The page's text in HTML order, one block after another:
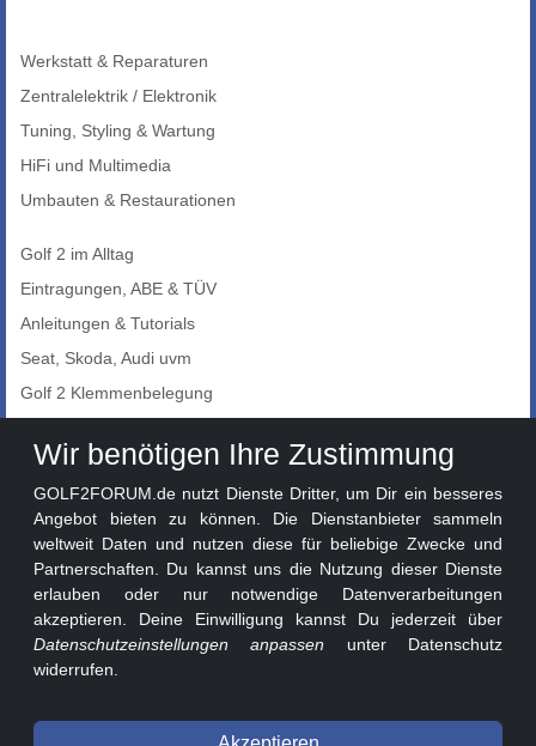
Werkstatt & Reparaturen
Zentralelektrik / Elektronik
Tuning, Styling & Wartung
HiFi und Multimedia
Umbauten & Restaurationen
Golf 2 im Alltag
Eintragungen, ABE & TÜV
Anleitungen & Tutorials
Seat, Skoda, Audi uvm
Golf 2 Klemmenbelegung
Auto-Showroom
Golf 2 Lackcodes
Sonderversionen
Sonstige Marken
Wir benötigen Ihre Zustimmung
GOLF2FORUM.de nutzt Dienste Dritter, um Dir ein besseres
Angebot bieten zu können. Die Dienstanbieter sammeln
weltweit Daten und nutzen diese für beliebige Zwecke und
Partnerschaften. Du kannst uns die Nutzung dieser Dienste
erlauben oder nur notwendige Datenverarbeitungen
akzeptieren. Deine Einwilligung kannst Du jederzeit über
Datenschutzeinstellungen anpassen unter Datenschutz
widerrufen.